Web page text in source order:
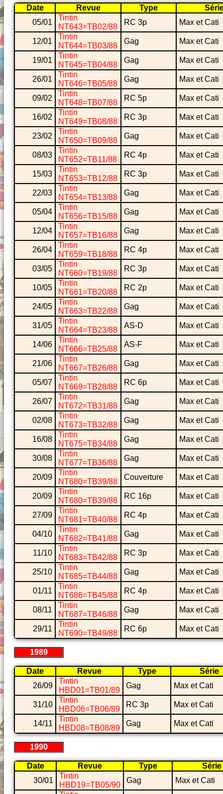
Date Revue Type
05/01
Tintin
NT643=TB02/88
RC 3p Max et Cati
12/01
Tintin
NT644=TB03/88
Gag Max et Cati
19/01
Tintin
NT645=TB04/88
Gag Max et Cati
26/01
Tintin
NT646=TB05/88
Gag Max et Cati
09/02
Tintin
NT648=TB07/88
RC 5p Max et Cati
16/02
Tintin
NT649=TB08/88
RC 3p Max et Cati
23/02
Tintin
NT650=TB09/88
Gag Max et Cati
08/03
Tintin
NT652=TB11/88
RC 4p Max et Cati
15/03
Tintin
NT653=TB12/88
RC 3p Max et Cati
22/03
Tintin
NT654=TB13/88
Gag Max et Cati
05/04
Tintin
NT656=TB15/88
Gag Max et Cati
12/04
Tintin
NT657=TB16/88
Gag Max et Cati
26/04
Tintin
NT659=TB18/88
RC 4p Max et Cati
03/05
Tintin
NT660=TB19/88
RC 3p Max et Cati
10/05
Tintin
NT661=TB20/88
RC 2p Max et Cati
24/05
Tintin
NT663=TB22/88
Gag Max et Cati
31/05
Tintin
NT664=TB23/88
AS-D Max et Cati
14/06
Tintin
NT666=TB25/88
AS-F Max et Cati
21/06
Tintin
NT667=TB26/88
Gag Max et Cati
05/07
Tintin
NT669=TB28/88
RC 6p Max et Cati
26/07
Tintin
NT672=TB31/88
Gag Max et Cati
02/08
Tintin
NT673=TB32/88
Gag Max et Cati
16/08
Tintin
NT675=TB34/88
Gag Max et Cati
30/08
Tintin
NT677=TB36/88
Gag Max et Cati
20/09
Tintin
NT680=TB39/88
Couverture Max et Cati
20/09
Tintin
NT680=TB39/88
RC 16p Max et Cati
27/09
Tintin
NT681=TB40/88
RC 4p Max et Cati
04/10
Tintin
NT682=TB41/88
Gag Max et Cati
11/10
Tintin
NT683=TB42/88
RC 3p Max et Cati
25/10
Tintin
NT685=TB44/88
Gag Max et Cati
01/11
Tintin
NT686=TB45/88
RC 4p Max et Cati
08/11
Tintin
NT687=TB46/88
Gag Max et Cati
29/11
Tintin
NT690=TB49/88
RC 6p Max et Cati
1989
Date Revue Type
Série
26/09
Tintin
HBD01=TB01/89
Gag Max et Cati
31/10
Tintin
HBD06=TB06/89
RC 3p Max et Cati
14/11
Tintin
HBD08=TB08/89
Gag Max et Cati
1990
Date Revue Type
Série
30/01
Tintin
HBD19=TB05/90
Gag
Max et Cati